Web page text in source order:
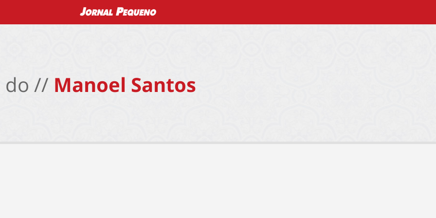
do // Manoel Santos